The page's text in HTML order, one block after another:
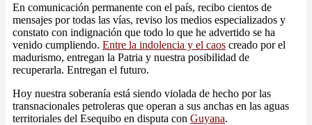
En comunicación permanente con el país, recibo cientos de
mensajes por todas las vías, reviso los medios especializados y
constato con indignación que todo lo que he advertido se ha
venido cumpliendo. Entre la indolencia y el caos creado por el
madurismo, entregan la Patria y nuestra posibilidad de
recuperarla. Entregan el futuro.
Hoy nuestra soberanía está siendo violada de hecho por las
transnacionales petroleras que operan a sus anchas en las aguas
territoriales del Esequibo en disputa con Guyana.